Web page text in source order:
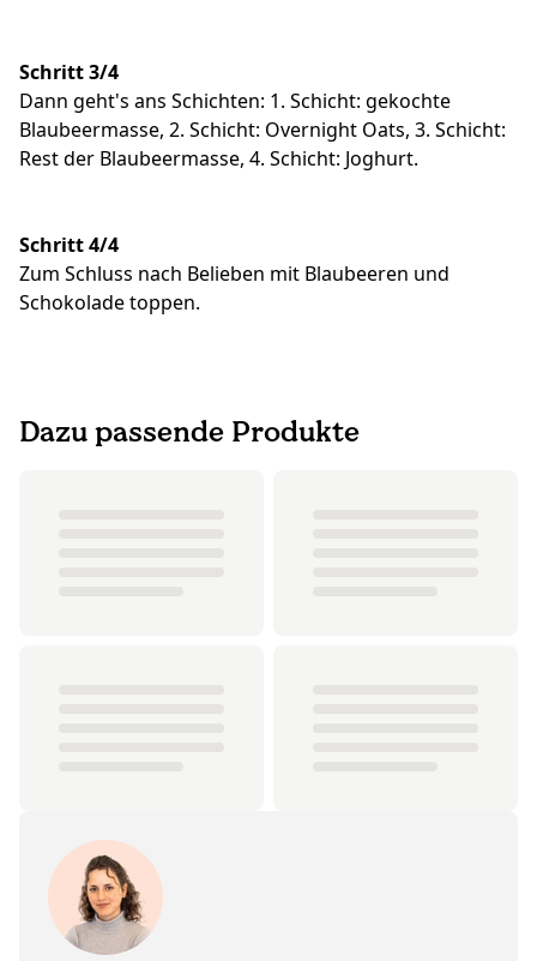
Schritt 3/4
Dann geht's ans Schichten: 1. Schicht: gekochte
Blaubeermasse, 2. Schicht: Overnight Oats, 3. Schicht:
Rest der Blaubeermasse, 4. Schicht: Joghurt.
Schritt 4/4
Zum Schluss nach Belieben mit Blaubeeren und
Schokolade toppen.
Dazu passende Produkte